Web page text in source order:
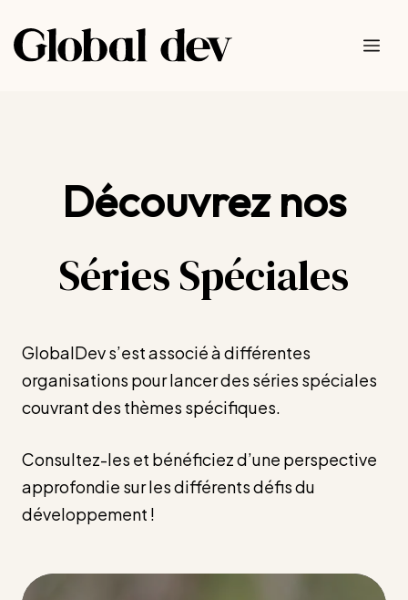
au
contenu
Découvrez nos
Séries Spéciales
GlobalDev s’est associé à différentes
organisations pour lancer des séries spéciales
couvrant des thèmes spécifiques.
Consultez-les et bénéficiez d’une perspective
approfondie sur les différents défis du
développement !